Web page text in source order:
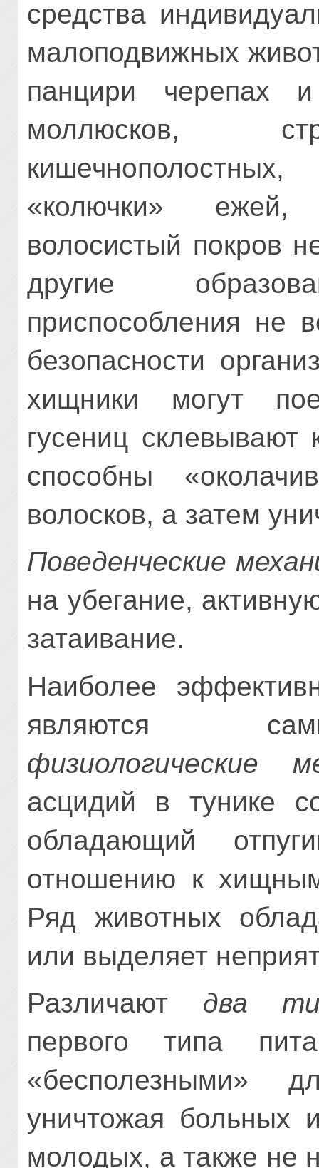
средства
малоподвижных
панцири че­репах
моллюсков,
«колючки» ежей,
волосистый покров
другие
приспособления не
безопасности
хищники могут
гусениц склевывают
способны
волосков, а затем
Поведенческие
на убегание,
затаивание.
Наиболее
являются
физиологические
асцидий в тунике
обладающий
отношению к
Ряд животных
или выделяет
Различают два
первого типа
«бесполезными»
уничтожая больных
молодых, а также не